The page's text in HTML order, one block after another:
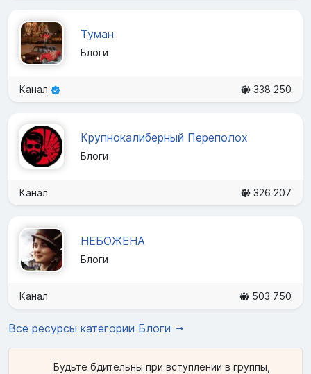
Туман
Блоги
Канал 338 250
Крупнокалиберный Переполох
Блоги
Канал 326 207
НЕБОЖЕНА
Блоги
Канал 503 750
Все ресурсы категории Блоги
Будьте бдительны при вступлении в группы,